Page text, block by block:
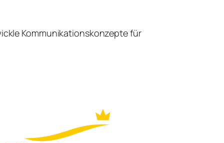
Kommunikationskonzepte für